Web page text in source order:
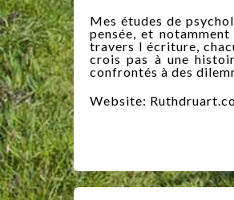
Mes études de
pensée, et
travers l écriture,
crois pas à une
confrontés à des
Website: